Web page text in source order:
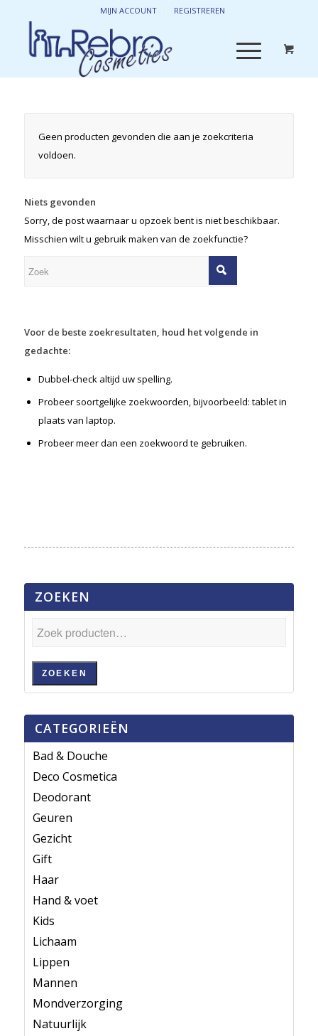
MIJN ACCOUNT REGISTREREN
Geen producten gevonden die aan je zoekcriteria
voldoen.
Niets gevonden
Sorry, de post waarnaar u opzoek bent is niet beschikbaar.
Misschien wilt u gebruik maken van de zoekfunctie?
Voor de beste zoekresultaten, houd het volgende in
gedachte:
Dubbel-check altijd uw spelling.
Probeer soortgelijke zoekwoorden, bijvoorbeeld: tablet in
plaats van laptop.
Probeer meer dan een zoekwoord te gebruiken.
ZOEKEN
ZOEKEN
CATEGORIEËN
Bad & Douche
Deco Cosmetica
Deodorant
Geuren
Gezicht
Gift
Haar
Hand & voet
Kids
Lichaam
Lippen
Mannen
Mondverzorging
Natuurlijk